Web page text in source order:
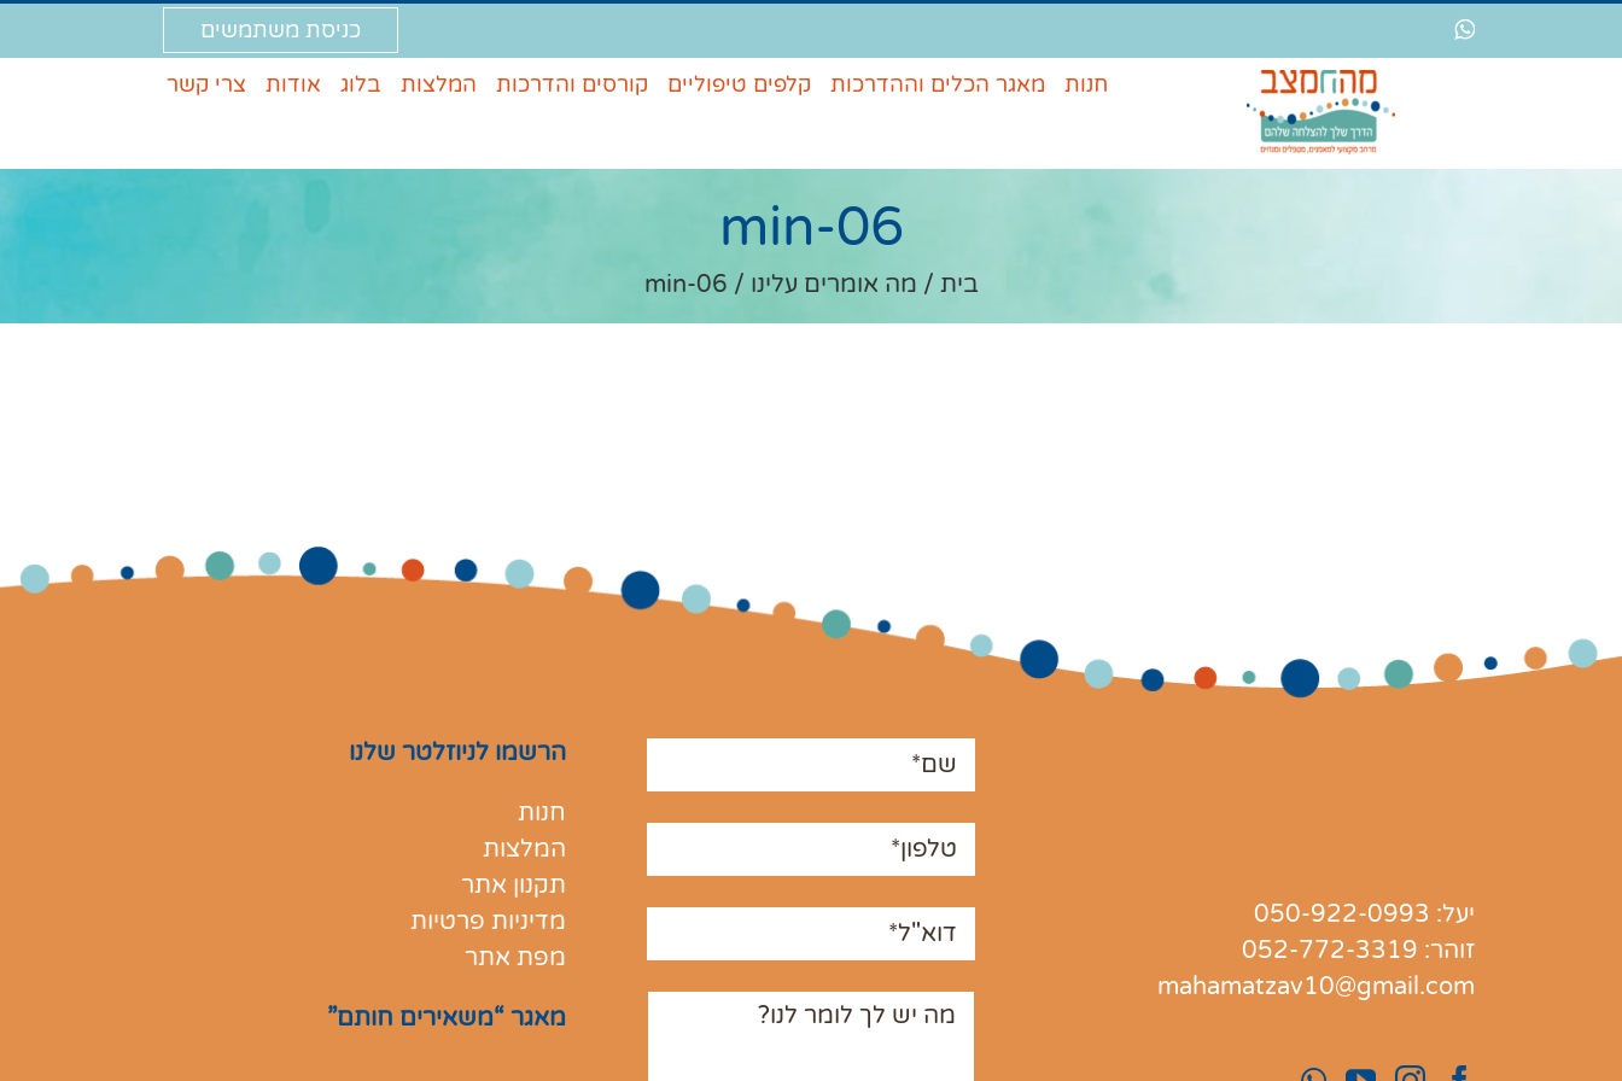
לתוכן
WhatsApp כניסת משתמשים
חנות מאגר הכלים וההדרכות קלפים טיפוליים קורסים והדרכות המלצות בלוג אודות צרי קשר
06-min
בית / מה אומרים עלינו /
06-min
יעל: 050-922-0993
זוהר: 052-772-3319
mahamatzav10@gmail.com
הרשמו לניוזלטר שלנו
חנות
המלצות
תקנון אתר
מדיניות פרטיות
מפת אתר
מאגר “משאירים חותם”